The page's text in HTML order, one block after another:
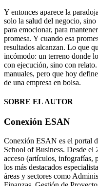
Y entonces aparece la
solo la salud del negocio,
para emocionar, para
promesa. Y cuando esa
resultados alcanzan. Lo que
incómodo: un terreno donde
con ejecución, sino con
manuales, pero que hoy
de una empresa en bolsa.
SOBRE EL AUTOR
Conexión ESAN
Conexión ESAN es el portal
School of Business. Desde
acceso (artículos, infografías,
los más destacados
áreas y sectores como